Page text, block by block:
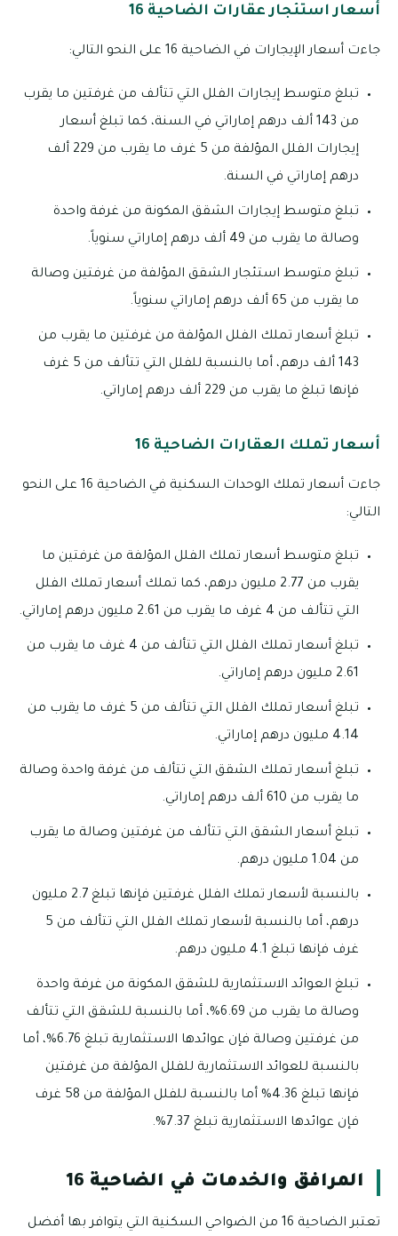
أسعار استئجار عقارات الضاحية 16
جاءت أسعار الإيجارات في الضاحية 16 على النحو التالي:
تبلغ متوسط إيجارات الفلل التي تتألف من غرفتين ما يقرب
من 143 ألف درهم إماراتي في السنة، كما تبلغ أسعار
إيجارات الفلل المؤلفة من 5 غرف ما يقرب من 229 ألف
درهم إماراتي في السنة.
تبلغ متوسط إيجارات الشقق المكونة من غرفة واحدة
وصالة ما يقرب من 49 ألف درهم إماراتي سنوياً.
تبلغ متوسط استئجار الشقق المؤلفة من غرفتين وصالة
ما يقرب من 65 ألف درهم إماراتي سنوياً.
تبلغ أسعار تملك الفلل المؤلفة من غرفتين ما يقرب من
143 ألف درهم، أما بالنسبة للفلل التي تتألف من 5 غرف
فإنها تبلغ ما يقرب من 229 ألف درهم إماراتي.
أسعار تملك العقارات الضاحية 16
جاءت أسعار تملك الوحدات السكنية في الضاحية 16 على النحو
التالي:
تبلغ متوسط أسعار تملك الفلل المؤلفة من غرفتين ما
يقرب من 2.77 مليون درهم، كما تملك أسعار تملك الفلل
التي تتألف من 4 غرف ما يقرب من 2.61 مليون درهم إماراتي.
تبلغ أسعار تملك الفلل التي تتألف من 4 غرف ما يقرب من
2.61 مليون درهم إماراتي.
تبلغ أسعار تملك الفلل التي تتألف من 5 غرف ما يقرب من
4.14 مليون درهم إماراتي.
تبلغ أسعار تملك الشقق التي تتألف من غرفة واحدة وصالة
ما يقرب من 610 ألف درهم إماراتي.
تبلغ أسعار الشقق التي تتألف من غرفتين وصالة ما يقرب
من 1.04 مليون درهم.
بالنسبة لأسعار تملك الفلل غرفتين فإنها تبلغ 2.7 مليون
درهم، أما بالنسبة لأسعار تملك الفلل التي تتألف من 5
غرف فإنها تبلغ 4.1 مليون درهم.
تبلغ العوائد الاستثمارية للشقق المكونة من غرفة واحدة
وصالة ما يقرب من 6.69%، أما بالنسبة للشقق التي تتألف
من غرفتين وصالة فإن عوائدها الاستثمارية تبلغ 6.76%، أما
بالنسبة للعوائد الاستثمارية للفلل المؤلفة من غرفتين
فإنها تبلغ 4.36% أما بالنسبة للفلل المؤلفة من 58 غرف
فإن عوائدها الاستثمارية تبلغ 7.37%.
المرافق والخدمات في الضاحية 16
تعتبر الضاحية 16 من الضواحي السكنية التي يتوافر بها أفضل